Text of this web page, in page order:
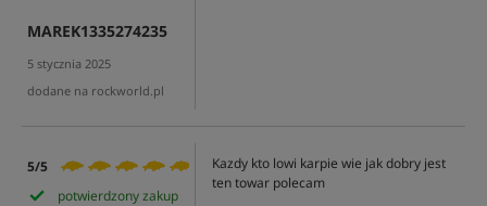
MAREK1335274235
5 stycznia 2025
dodane na rockworld.pl
5/5
potwierdzony zakup
Kazdy kto lowi karpie wie jak dobry jest
ten towar polecam